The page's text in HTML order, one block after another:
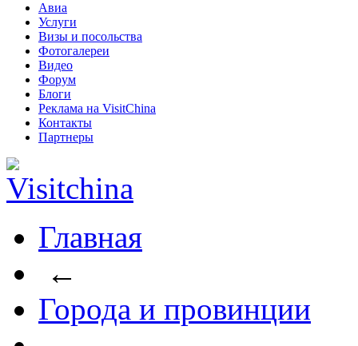
Авиа
Услуги
Визы и посольства
Фотогалереи
Видео
Форум
Блоги
Реклама на VisitChina
Контакты
Партнеры
Главная
←
Города и провинции